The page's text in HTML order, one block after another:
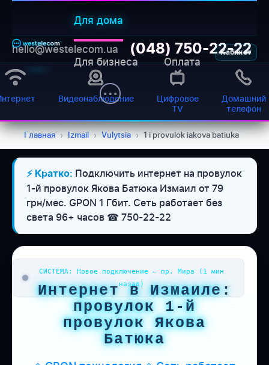
Для дома
Для бизнеса Оплата
Кабинет
hello@westelecom.ua (048) 750-22-22
Видеонаблюдение
Цифровое
TV
Домашний
телефон
Главная › Izmail › Vulytsia › 1 i provulok iakova batiuka
⚡ Кратко: Подключить интернет на провулок
1-й провулок Якова Батюка Измаил от 79
грн/мес. GPON 1 Гбит. Сеть работает без
света 96+ часов ☎ 750-22-22
СИСТЕМА: Новое подключение — пр. Мира (1 мин
назад)
Интернет в Измаиле:
провулок 1-й
провулок Якова
Батюка
WESTELECOM
Онлайн-підтримка